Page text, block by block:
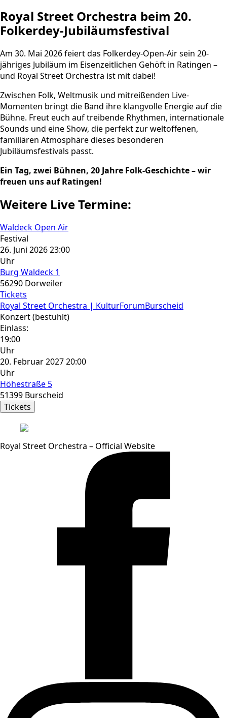
Royal Street Orchestra beim 20.
Folkerdey-Jubiläumsfestival
Am 30. Mai 2026 feiert das Folkerdey-Open-Air sein 20-
jähriges Jubiläum im Eisenzeitlichen Gehöft in Ratingen –
und Royal Street Orchestra ist mit dabei!
Zwischen Folk, Weltmusik und mitreißenden Live-
Momenten bringt die Band ihre klangvolle Energie auf die
Bühne. Freut euch auf treibende Rhythmen, internationale
Sounds und eine Show, die perfekt zur weltoffenen,
familiären Atmosphäre dieses besonderen
Jubiläumsfestivals passt.
Ein Tag, zwei Bühnen, 20 Jahre Folk-Geschichte – wir
freuen uns auf Ratingen!
Weitere Live Termine:
Waldeck Open Air
Festival
26. Juni 2026 23:00
Uhr
Burg Waldeck 1
56290 Dorweiler
Tickets
Royal Street Orchestra | KulturForumBurscheid
Konzert (bestuhlt)
Einlass:
19:00
Uhr
20. Februar 2027 20:00
Uhr
Höhestraße 5
51399 Burscheid
Tickets
Royal Street Orchestra – Official Website